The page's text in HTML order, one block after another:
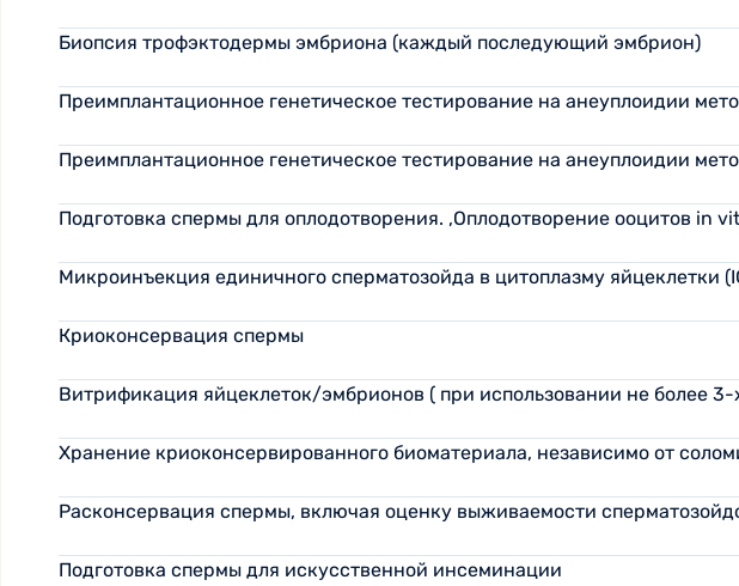
Биопсия трофэктодермы эмбриона (каждый последующий эмбрион)
Преимплантационное генетическое тестирование на анеуплоидии
Преимплантационное генетическое тестирование на анеуплоидии
Подготовка спермы для оплодотворения. ,Оплодотворение ооцитов in
Микроинъекция единичного сперматозойда в цитоплазму яйцеклетки
Криоконсервация спермы
Витрификация яйцеклеток/эмбрионов ( при использовании не более
Хранение криоконсервированного биоматериала, независимо от
Расконсервация спермы, включая оценку выживаемости
Подготовка спермы для искусственной инсеминации